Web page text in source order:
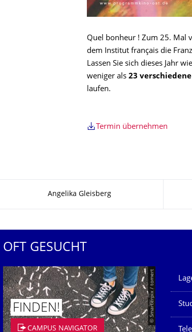
Quel bonheur ! Zum 25. Mal
dem Institut français die
Lassen Sie sich dieses Jahr
weniger als 23
laufen.
Termin übernehmen
Angelika Gleisberg
OFT GESUCHT
© Smarterpix / tomert
FINDEN!
CAMPUS NAVIGATOR